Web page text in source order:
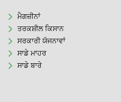
ਮੈਗਜ਼ੀਨਾਂ
ਤਰਕਸ਼ੀਲ ਕਿਸਾਨ
ਸਰਕਾਰੀ ਯੋਜਨਾਵਾਂ
ਸਾਡੇ ਮਾਹਰ
ਸਾਡੇ ਬਾਰੇ